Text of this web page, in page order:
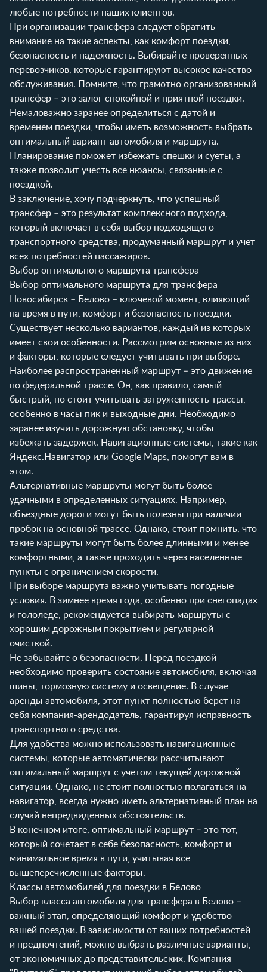
любые потребности наших клиентов.
При организации трансфера следует обратить
внимание на такие аспекты, как комфорт поездки,
безопасность и надежность. Выбирайте проверенных
перевозчиков, которые гарантируют высокое качество
обслуживания. Помните, что грамотно организованный
трансфер – это залог спокойной и приятной поездки.
Немаловажно заранее определиться с датой и
временем поездки, чтобы иметь возможность выбрать
оптимальный вариант автомобиля и маршрута.
Планирование поможет избежать спешки и суеты, а
также позволит учесть все нюансы, связанные с
поездкой.
В заключение, хочу подчеркнуть, что успешный
трансфер – это результат комплексного подхода,
который включает в себя выбор подходящего
транспортного средства, продуманный маршрут и учет
всех потребностей пассажиров.
Выбор оптимального маршрута трансфера
Выбор оптимального маршрута для трансфера
Новосибирск – Белово – ключевой момент, влияющий
на время в пути, комфорт и безопасность поездки.
Существует несколько вариантов, каждый из которых
имеет свои особенности. Рассмотрим основные из них
и факторы, которые следует учитывать при выборе.
Наиболее распространенный маршрут – это движение
по федеральной трассе. Он, как правило, самый
быстрый, но стоит учитывать загруженность трассы,
особенно в часы пик и выходные дни. Необходимо
заранее изучить дорожную обстановку, чтобы
избежать задержек. Навигационные системы, такие как
Яндекс.Навигатор или Google Maps, помогут вам в
этом.
Альтернативные маршруты могут быть более
удачными в определенных ситуациях. Например,
объездные дороги могут быть полезны при наличии
пробок на основной трассе. Однако, стоит помнить, что
такие маршруты могут быть более длинными и менее
комфортными, а также проходить через населенные
пункты с ограничением скорости.
При выборе маршрута важно учитывать погодные
условия. В зимнее время года, особенно при снегопадах
и гололеде, рекомендуется выбирать маршруты с
хорошим дорожным покрытием и регулярной
очисткой.
Не забывайте о безопасности. Перед поездкой
необходимо проверить состояние автомобиля, включая
шины, тормозную систему и освещение. В случае
аренды автомобиля, этот пункт полностью берет на
себя компания-арендодатель, гарантируя исправность
транспортного средства.
Для удобства можно использовать навигационные
системы, которые автоматически рассчитывают
оптимальный маршрут с учетом текущей дорожной
ситуации. Однако, не стоит полностью полагаться на
навигатор, всегда нужно иметь альтернативный план на
случай непредвиденных обстоятельств.
В конечном итоге, оптимальный маршрут – это тот,
который сочетает в себе безопасность, комфорт и
минимальное время в пути, учитывая все
вышеперечисленные факторы.
Классы автомобилей для поездки в Белово
Выбор класса автомобиля для трансфера в Белово –
важный этап, определяющий комфорт и удобство
вашей поездки. В зависимости от ваших потребностей
и предпочтений, можно выбрать различные варианты,
от экономичных до представительских. Компания